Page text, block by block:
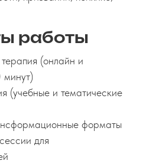
работы
(онлайн и
(учебные и тематические
форматы
для